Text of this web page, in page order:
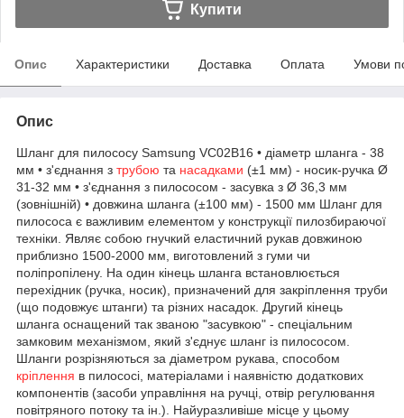
Купити
Опис Характеристики Доставка Оплата Умови
Опис
Шланг для пилососу Samsung VC02B16 • діаметр шланга - 38
мм • з'єднання з трубою та насадками (±1 мм) - носик-ручка Ø
31-32 мм • з'єднання з пилососом - засувка з Ø 36,3 мм
(зовнішній) • довжина шланга (±100 мм) - 1500 мм Шланг для
пилососа є важливим елементом у конструкції пилозбираючої
техніки. Являє собою гнучкий еластичний рукав довжиною
приблизно 1500-2000 мм, виготовлений з гуми чи
поліпропілену. На один кінець шланга встановлюється
перехідник (ручка, носик), призначений для закріплення труби
(що подовжує штанги) та різних насадок. Другий кінець
шланга оснащений так званою "засувкою" - спеціальним
замковим механізмом, який з'єднує шланг із пилососом.
Шланги розрізняються за діаметром рукава, способом
кріплення в пилососі, матеріалами і наявністю додаткових
компонентів (засоби управління на ручці, отвір регулювання
повітряного потоку та ін.). Найуразливіше місце у цьому